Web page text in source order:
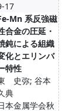
17
Mn 系反強磁
合金の圧延・
鈍による組織
化とエリンバ
特性
史弥; 谷本
典
本金属学会秋